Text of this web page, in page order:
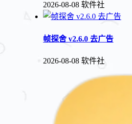
2026-08-08 软件社
帧探舍 v2.6.0 去广告
2026-08-08 软件社